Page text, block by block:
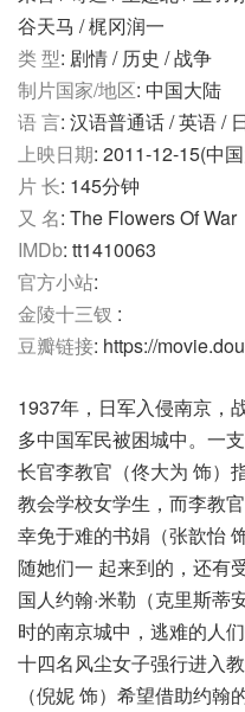
谷天马 / 梶冈润一
类 型: 剧情 / 历史 / 战争
制片国家/地区: 中国大陆
语 言: 汉语普通话 / 英语 /
上映日期: 2011-12-15(中
片 长: 145分钟
又 名: The Flowers Of War
IMDb: tt1410063
官方小站:
金陵十三钗 :
豆瓣链接: https://
1937年，日军入侵南京，
多中国军民被困城中。一
长官李教官（佟大为 饰）
教会学校女学生，而李教
幸免于难的书娟（张歆怡
随她们一 起来到的，还有
国人约翰·米勒（克里斯蒂
时的南京城中，逃难的人
十四名风尘女子强行进入
（倪妮 饰）希望借助约翰